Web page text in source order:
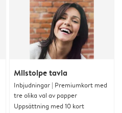
Milstolpe tavla
Inbjudningar | Premiumkort med
tre olika val av papper
Uppsättning med 10 kort